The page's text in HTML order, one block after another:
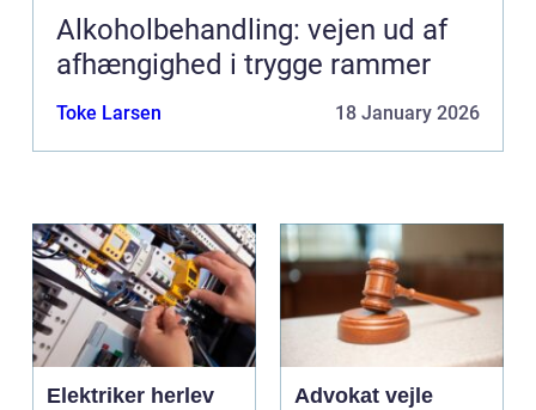
Alkoholbehandling: vejen ud af
afhængighed i trygge rammer
Toke Larsen 18 January 2026
Elektriker herlev
Advokat vejle